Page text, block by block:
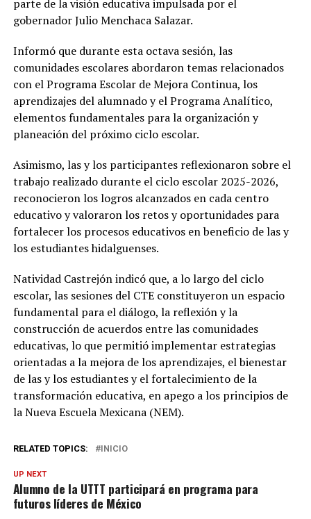
parte de la visión educativa impulsada por el
gobernador Julio Menchaca Salazar.
Informó que durante esta octava sesión, las
comunidades escolares abordaron temas relacionados
con el Programa Escolar de Mejora Continua, los
aprendizajes del alumnado y el Programa Analítico,
elementos fundamentales para la organización y
planeación del próximo ciclo escolar.
Asimismo, las y los participantes reflexionaron sobre el
trabajo realizado durante el ciclo escolar 2025-2026,
reconocieron los logros alcanzados en cada centro
educativo y valoraron los retos y oportunidades para
fortalecer los procesos educativos en beneficio de las y
los estudiantes hidalguenses.
Natividad Castrejón indicó que, a lo largo del ciclo
escolar, las sesiones del CTE constituyeron un espacio
fundamental para el diálogo, la reflexión y la
construcción de acuerdos entre las comunidades
educativas, lo que permitió implementar estrategias
orientadas a la mejora de los aprendizajes, el bienestar
de las y los estudiantes y el fortalecimiento de la
transformación educativa, en apego a los principios de
la Nueva Escuela Mexicana (NEM).
RELATED TOPICS: INICIO
UP NEXT
Alumno de la UTTT participará en programa para
futuros líderes de México